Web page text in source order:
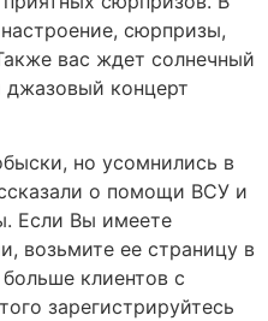
сюрпризы,
вас ждет солнечный
джазовый концерт
но усомнились в
о помощи ВСУ и
Если Вы имеете
возьмите ее страницу в
клиентов с
зарегистрируйтесь